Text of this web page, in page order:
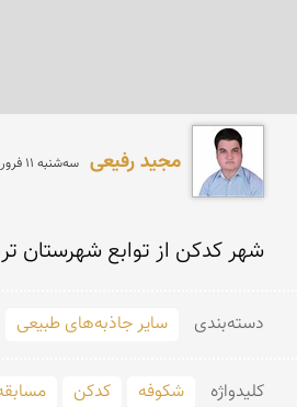
مجید رفیعی سه‌شنبه 11 فروردين 1394 | 12 سال پیش
شهر کدکن از توابع شهرستان
دسته‌بندی سایر جاذبه‌های طبیعی
کلید‌واژه شکوفه کدکن